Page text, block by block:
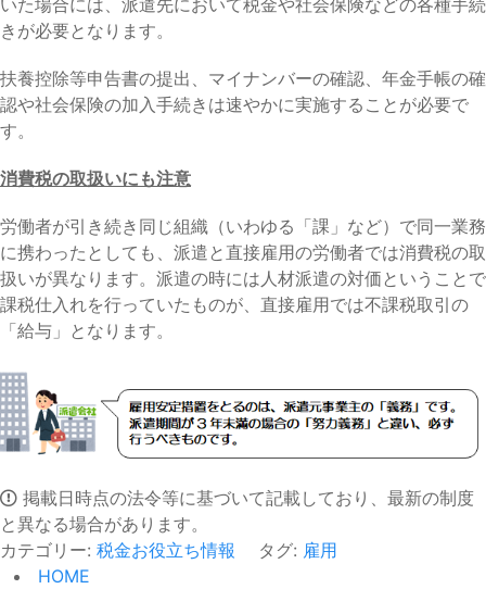
きが必要となります。
扶養控除等申告書の提出、マイナンバーの確認、年金手帳の確
認や社会保険の加入手続きは速やかに実施することが必要で
す。
消費税の取扱いにも注意
労働者が引き続き同じ組織（いわゆる「課」など）で同一業務
に携わったとしても、派遣と直接雇用の労働者では消費税の取
扱いが異なります。派遣の時には人材派遣の対価ということで
課税仕入れを行っていたものが、直接雇用では不課税取引の
「給与」となります。
掲載日時点の法令等に基づいて記載しており、最新の制度
と異なる場合があります。
カテゴリー: 税金お役立ち情報 タグ: 雇用
HOME